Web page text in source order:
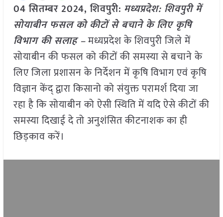
04 सितम्बर 2024, शिवपुरी: मध्यप्रदेश: शिवपुरी में
सोयाबीन फसल को कीटों से बचाने के लिए कृषि
विभाग की सलाह –मध्यप्रदेश के शिवपुरी जिले में
सोयाबीन की फसल को कीटों की समस्या से बचाने के
लिए जिला प्रशासन के निर्देशन में कृषि विभाग एवं कृषि
विज्ञान केंद् द्वारा किसानो को संयुक्त परामर्श दिया जा
रहा है कि सोयाबीन को ऐसी स्थिति में यदि ऐसे कीटों की
समस्या दिखाई दे तो अनुशंसित कीटनाशक का ही
छिड़काव करें।